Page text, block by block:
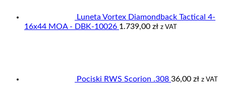
Luneta Vortex Diamondback Tactical 4-
16x44 MOA - DBK-10026 1.739,00 zł z VAT
Pociski RWS Scorion .308 36,00 zł z VAT